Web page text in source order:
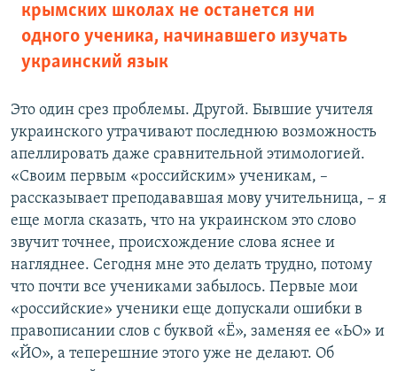
крымских школах не останется ни
одного ученика, начинавшего изучать
украинский язык
Это один срез проблемы. Другой. Бывшие учителя
украинского утрачивают последнюю возможность
апеллировать даже сравнительной этимологией.
«Своим первым «российским» ученикам, –
рассказывает преподававшая мову учительница, – я
еще могла сказать, что на украинском это слово
звучит точнее, происхождение слова яснее и
нагляднее. Сегодня мне это делать трудно, потому
что почти все учениками забылось. Первые мои
«российские» ученики еще допускали ошибки в
правописании слов с буквой «Ё», заменяя ее «ЬО» и
«ЙО», а теперешние этого уже не делают. Об